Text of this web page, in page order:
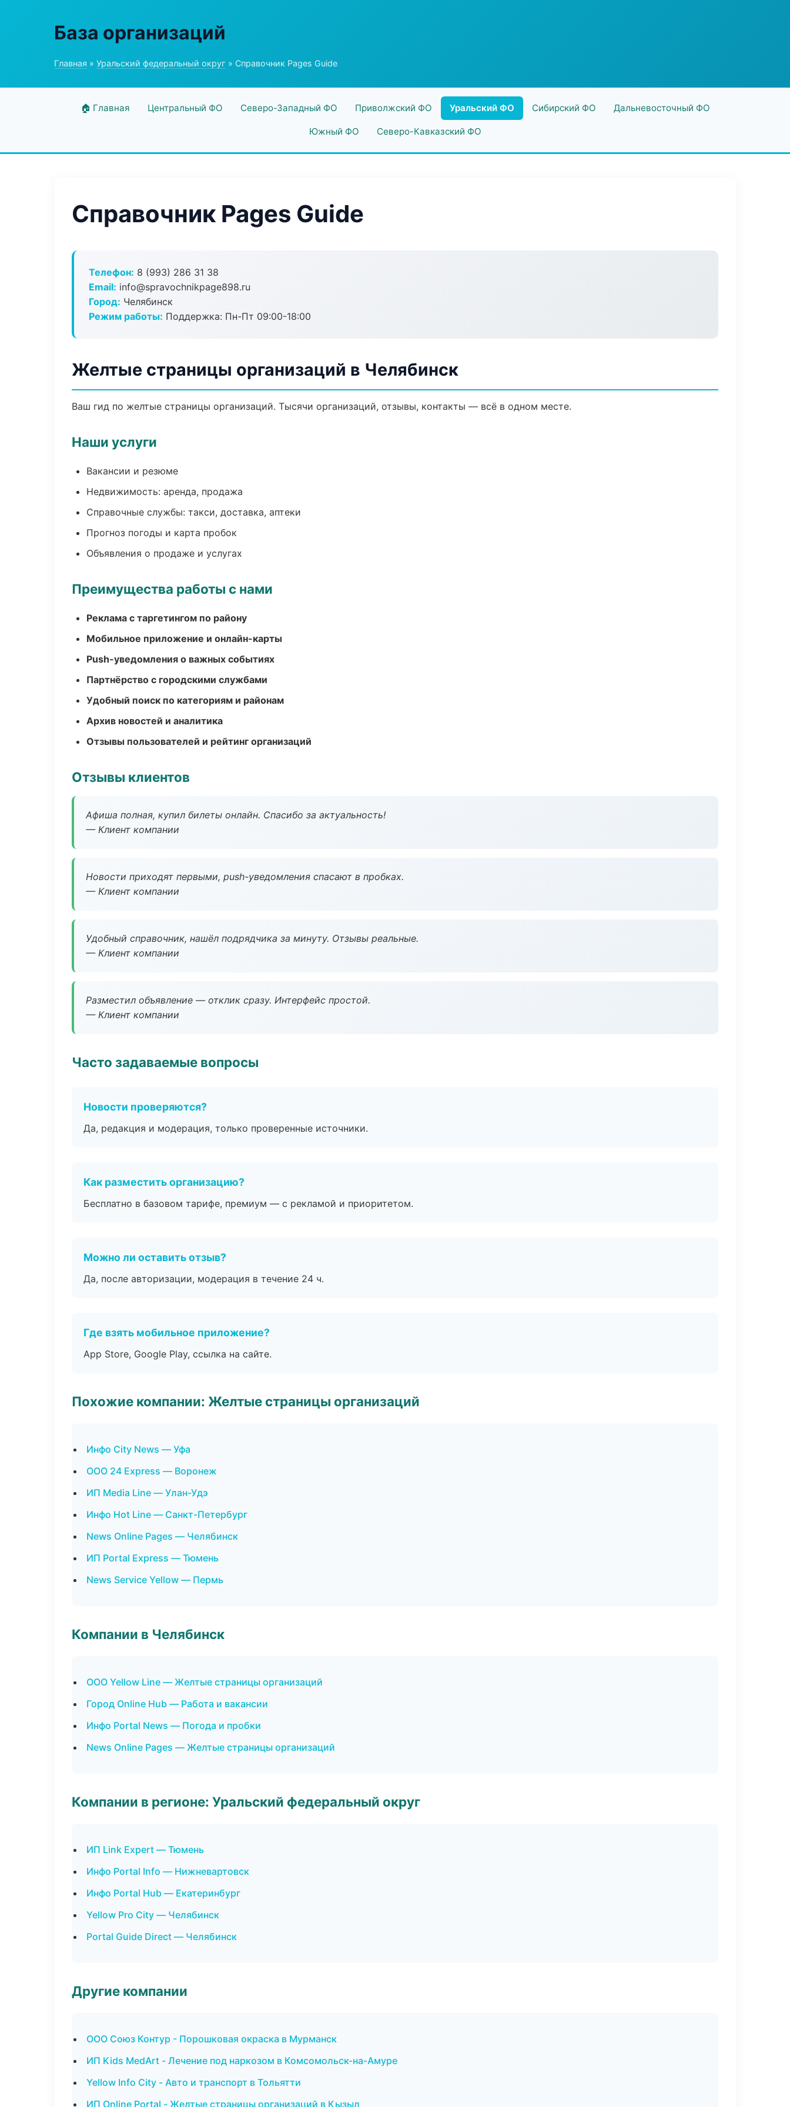
База организаций
Главная » Уральский федеральный округ » Справочник Pages Guide
🏠 Главная Центральный ФО Северо-Западный ФО Приволжский ФО Уральский ФО Сибирский ФО Дальневосточный ФО
Южный ФО Северо-Кавказский ФО
Справочник Pages Guide
Телефон: 8 (993) 286 31 38
Email: info@spravochnikpage898.ru
Город: Челябинск
Режим работы: Поддержка: Пн-Пт 09:00-18:00
Желтые страницы организаций в Челябинск
Ваш гид по желтые страницы организаций. Тысячи организаций, отзывы, контакты — всё в одном месте.
Наши услуги
Вакансии и резюме
Недвижимость: аренда, продажа
Справочные службы: такси, доставка, аптеки
Прогноз погоды и карта пробок
Объявления о продаже и услугах
Преимущества работы с нами
Реклама с таргетингом по району
Мобильное приложение и онлайн-карты
Push-уведомления о важных событиях
Партнёрство с городскими службами
Удобный поиск по категориям и районам
Архив новостей и аналитика
Отзывы пользователей и рейтинг организаций
Отзывы клиентов
Афиша полная, купил билеты онлайн. Спасибо за актуальность!
— Клиент компании
Новости приходят первыми, push-уведомления спасают в пробках.
— Клиент компании
Удобный справочник, нашёл подрядчика за минуту. Отзывы реальные.
— Клиент компании
Разместил объявление — отклик сразу. Интерфейс простой.
— Клиент компании
Часто задаваемые вопросы
Новости проверяются?
Да, редакция и модерация, только проверенные источники.
Как разместить организацию?
Бесплатно в базовом тарифе, премиум — с рекламой и приоритетом.
Можно ли оставить отзыв?
Да, после авторизации, модерация в течение 24 ч.
Где взять мобильное приложение?
App Store, Google Play, ссылка на сайте.
Похожие компании: Желтые страницы организаций
Инфо City News — Уфа
ООО 24 Express — Воронеж
ИП Media Line — Улан-Удэ
Инфо Hot Line — Санкт-Петербург
News Online Pages — Челябинск
ИП Portal Express — Тюмень
News Service Yellow — Пермь
Компании в Челябинск
ООО Yellow Line — Желтые страницы организаций
Город Online Hub — Работа и вакансии
Инфо Portal News — Погода и пробки
News Online Pages — Желтые страницы организаций
Компании в регионе: Уральский федеральный округ
ИП Link Expert — Тюмень
Инфо Portal Info — Нижневартовск
Инфо Portal Hub — Екатеринбург
Yellow Pro City — Челябинск
Portal Guide Direct — Челябинск
Другие компании
ООО Союз Контур - Порошковая окраска в Мурманск
ИП Kids MedArt - Лечение под наркозом в Комсомольск-на-Амуре
Yellow Info City - Авто и транспорт в Тольятти
ИП Online Portal - Желтые страницы организаций в Кызыл